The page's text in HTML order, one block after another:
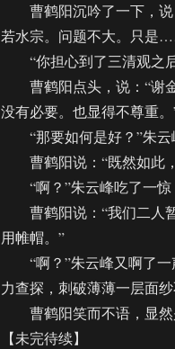
曹鹤阳沉吟了一下，说
若水宗。问题不大。只是
“你担心到了三清观之后
曹鹤阳点头，说：“谢金
没有必要。也显得不尊重。
“那要如何是好？”朱云
曹鹤阳说：“既然如此
“啊？”朱云峰吃了一惊
曹鹤阳说：“我们二人暂
用帷帽。”
“啊？”朱云峰又啊了一
力查探，刺破薄薄一层面
曹鹤阳笑而不语，显然
【未完待续】